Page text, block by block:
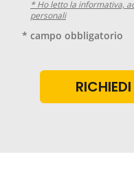
* Ho letto la informativa,
personali
* campo obbligatorio